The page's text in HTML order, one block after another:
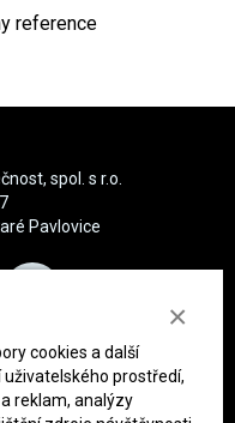
reference
spol. s r.o.
Pavlovice
cookies a další
prostředí,
reklam, analýzy
×